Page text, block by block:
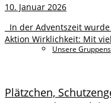
Unsere
10. Januar 2026
In der Adventszeit
Aktion Wirklichkeit: Mit
Plätzchen,